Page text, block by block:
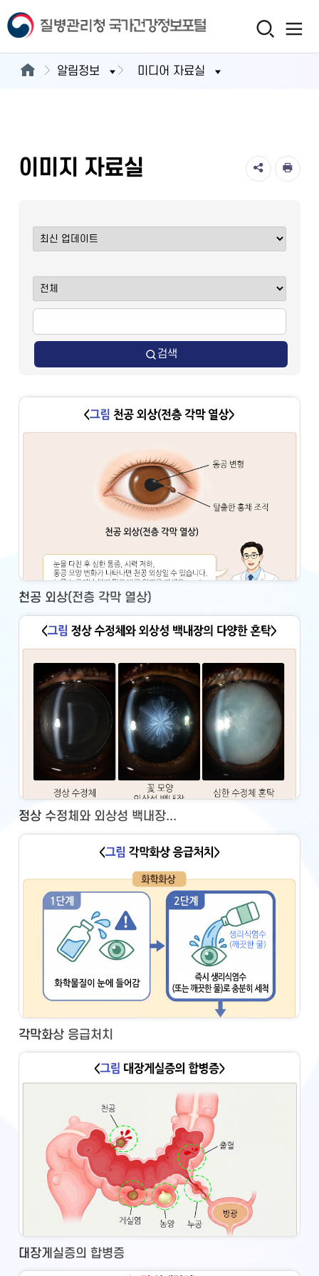
알림정보 미디어 자료실
이미지 자료실
검색
천공 외상(전층 각막 열상)
정상 수정체와 외상성 백내장...
각막화상 응급처치
대장게실증의 합병증